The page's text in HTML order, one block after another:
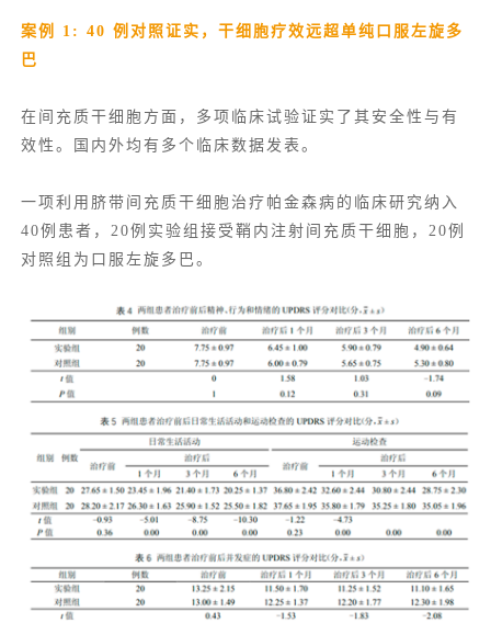
案例 1: 40 例对照证实，干细胞疗效远超单纯口服左旋多
巴
在间充质干细胞方面，多项临床试验证实了其安全性与有
效性。国内外均有多个临床数据发表。
一项利用脐带间充质干细胞治疗帕金森病的临床研究纳入
40例患者，20例实验组接受鞘内注射间充质干细胞，20例
对照组为口服左旋多巴。